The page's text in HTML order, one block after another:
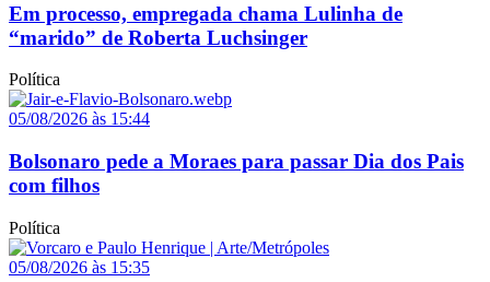
Em processo, empregada chama Lulinha de
“marido” de Roberta Luchsinger
Política
05/08/2026 às 15:44
Bolsonaro pede a Moraes para passar Dia dos Pais
com filhos
Política
05/08/2026 às 15:35